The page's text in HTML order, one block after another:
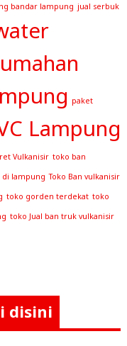
bandar lampung jual serbuk
paket
Lampung
Vulkanisir toko ban
di lampung Toko Ban vulkanisir
toko gorden terdekat toko
toko Jual ban truk vulkanisir
disini